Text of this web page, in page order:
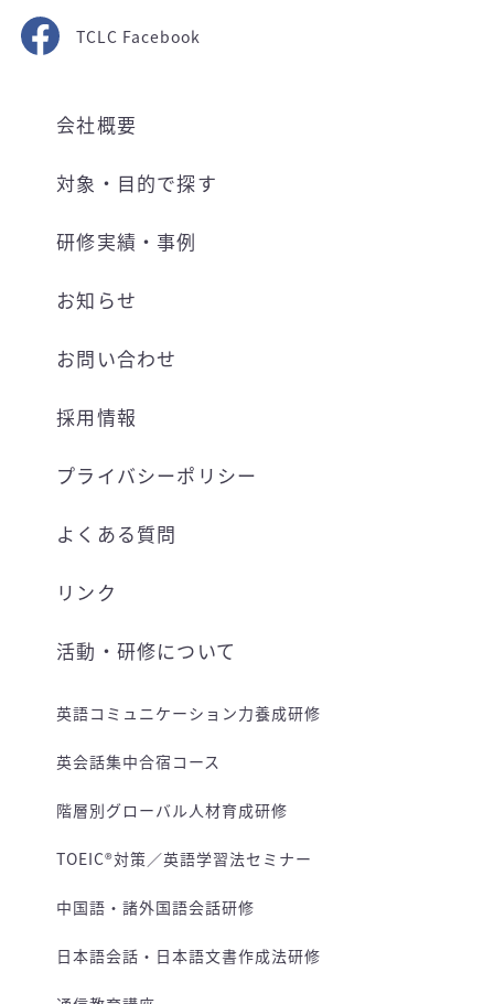
TCLC Facebook
会社概要
対象・目的で探す
研修実績・事例
お知らせ
お問い合わせ
採用情報
プライバシーポリシー
よくある質問
リンク
活動・研修について
英語コミュニケーション力養成研修
英会話集中合宿コース
階層別グローバル人材育成研修
TOEIC®対策／英語学習法セミナー
中国語・諸外国語会話研修
日本語会話・日本語文書作成法研修